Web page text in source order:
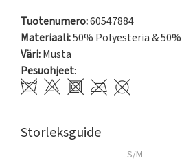
Tuotenumero:60547884
Materiaali:50% Polyesteriä &
Väri:Musta
Pesuohjeet:
Storleksguide
S/M